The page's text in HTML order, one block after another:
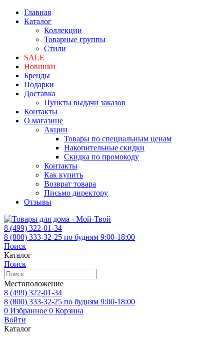
Главная
Каталог
Коллекции
Товарные группы
Стили
SALE
Новинки
Бренды
Подарки
Доставка
Пункты выдачи заказов
Контакты
О магазине
Акции
Товары по специальным ценам
Накопительные скидки
Скидка по промокоду
Контакты
Как купить
Возврат товара
Письмо директору
Отзывы
8 (499) 322-01-34
8 (800) 333-32-25 по будням 9:00-18:00
Поиск
Каталог
Поиск
Местоположение
8 (499) 322-01-34
8 (800) 333-32-25 по будням 9:00-18:00
0 Избранное 0 Корзина
Войти
Каталог